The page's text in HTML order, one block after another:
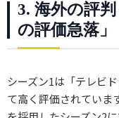
3. 海外の評
の評価急落」
シーズン1は「テレビ
て高く評価されていま